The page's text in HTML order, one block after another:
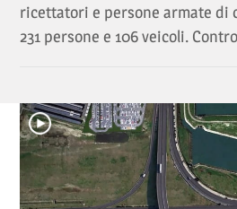
ricettatori e persone armate di
231 persone e 106 veicoli.